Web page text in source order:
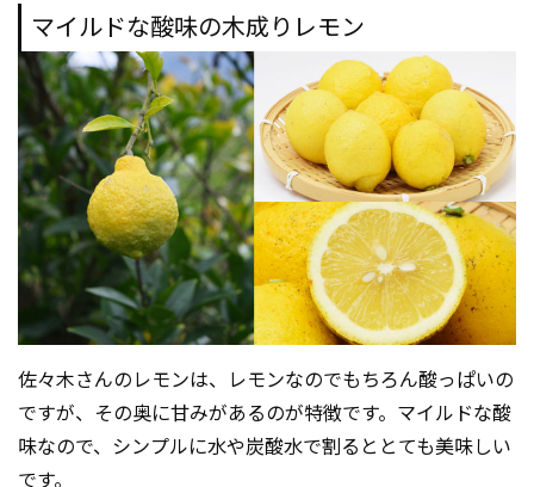
マイルドな酸味の木成りレモン
佐々木さんのレモンは、レモンなのでもちろん酸っぱいの
ですが、その奥に甘みがあるのが特徴です。マイルドな酸
味なので、シンプルに水や炭酸水で割るととても美味しい
です。